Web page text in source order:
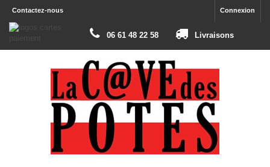
Connexion
Contactez-nous
06 61 48 22 58 Livraisons